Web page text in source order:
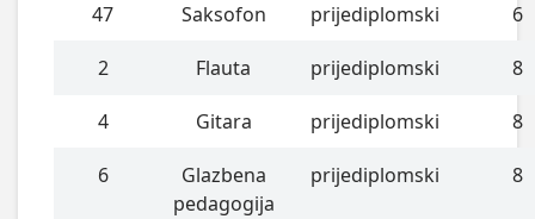
47 Saksofon prijediplomski 6
2 Flauta prijediplomski 8
4 Gitara prijediplomski 8
6
Glazbena
pedagogija
prijediplomski 8